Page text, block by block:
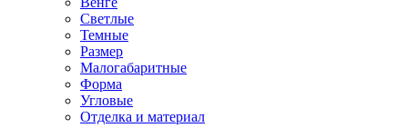
Светлые
Темные
Размер
Малогабаритные
Форма
Угловые
Отделка и материал